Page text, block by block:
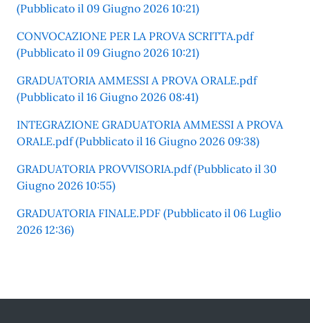
(Pubblicato il 09 Giugno 2026 10:21)
CONVOCAZIONE PER LA PROVA SCRITTA.pdf
(Pubblicato il 09 Giugno 2026 10:21)
GRADUATORIA AMMESSI A PROVA ORALE.pdf
(Pubblicato il 16 Giugno 2026 08:41)
INTEGRAZIONE GRADUATORIA AMMESSI A PROVA
ORALE.pdf (Pubblicato il 16 Giugno 2026 09:38)
GRADUATORIA PROVVISORIA.pdf (Pubblicato il 30
Giugno 2026 10:55)
GRADUATORIA FINALE.PDF (Pubblicato il 06 Luglio
2026 12:36)